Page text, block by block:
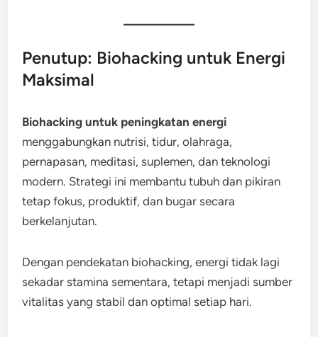
Penutup: Biohacking untuk Energi
Maksimal
Biohacking untuk peningkatan energi
menggabungkan nutrisi, tidur, olahraga,
pernapasan, meditasi, suplemen, dan teknologi
modern. Strategi ini membantu tubuh dan pikiran
tetap fokus, produktif, dan bugar secara
berkelanjutan.
Dengan pendekatan biohacking, energi tidak lagi
sekadar stamina sementara, tetapi menjadi sumber
vitalitas yang stabil dan optimal setiap hari.